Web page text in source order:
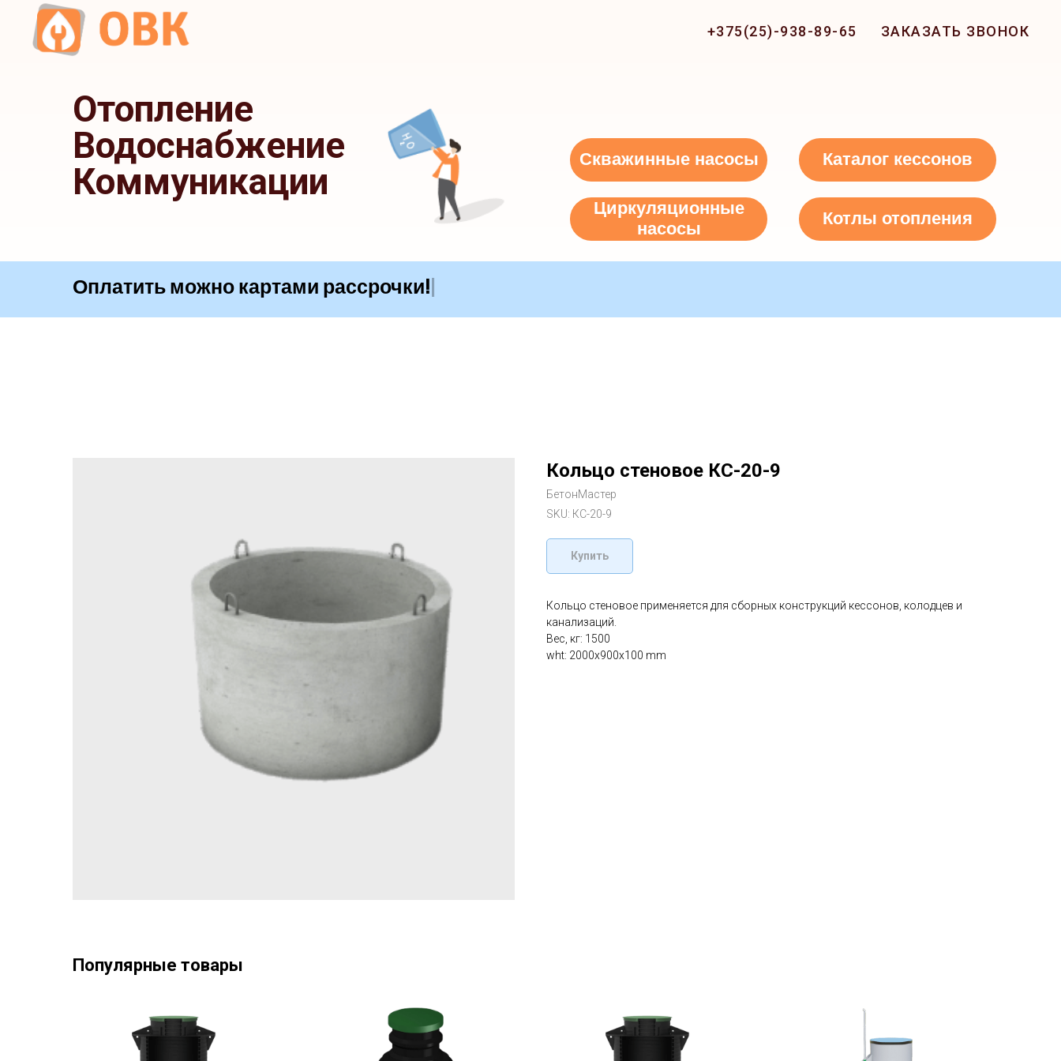
+375(25)-938-89-65 ЗАКАЗАТЬ ЗВОНОК
Отопление
Водоснабжение
Коммуникации
Оплатить можно картами
Скважинные насосы Каталог кессонов
Циркуляционные
насосы
Котлы отопления
Кольцо стеновое КС-20-9
БетонМастер
SKU: КС-20-9
Купить
Кольцо стеновое применяется для сборных конструкций кессонов, колодцев и
канализаций.
Вес, кг: 1500
wht: 2000x900x100 mm
Популярные товары